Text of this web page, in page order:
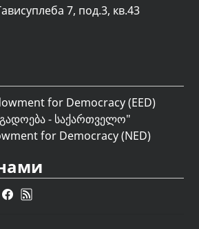
7, под.3, кв.43
for Democracy (EED)
- საქართველო"
for Democracy (NED)